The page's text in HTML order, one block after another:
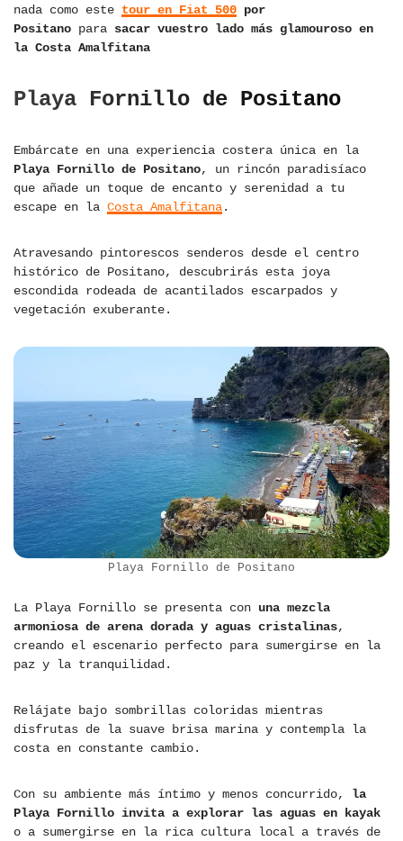
nada como este tour en Fiat 500 por
Positano para sacar vuestro lado más glamouroso en
la Costa Amalfitana
Playa Fornillo de Positano
Embárcate en una experiencia costera única en la
Playa Fornillo de Positano, un rincón paradisíaco
que añade un toque de encanto y serenidad a tu
escape en la Costa Amalfitana.
Atravesando pintorescos senderos desde el centro
histórico de Positano, descubrirás esta joya
escondida rodeada de acantilados escarpados y
vegetación exuberante.
Playa Fornillo de Positano
La Playa Fornillo se presenta con una mezcla
armoniosa de arena dorada y aguas cristalinas,
creando el escenario perfecto para sumergirse en la
paz y la tranquilidad.
Relájate bajo sombrillas coloridas mientras
disfrutas de la suave brisa marina y contempla la
costa en constante cambio.
Con su ambiente más íntimo y menos concurrido, la
Playa Fornillo invita a explorar las aguas en kayak
o a sumergirse en la rica cultura local a través de